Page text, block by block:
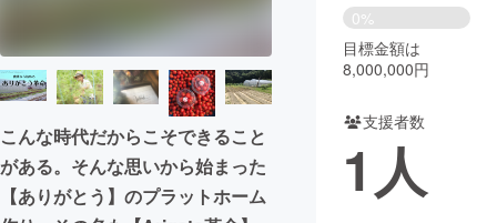
まちづくり・地域活性化
CAMPFIRE for Social Good CAMPFIRE Creation
CAMPFIREふるさと納税
コミュニティ
こんな時代だからこそできること
がある。そんな思いから始まった
【ありがとう】のプラットホーム
0%
目標金額は
8,000,000円
支援者数
1人